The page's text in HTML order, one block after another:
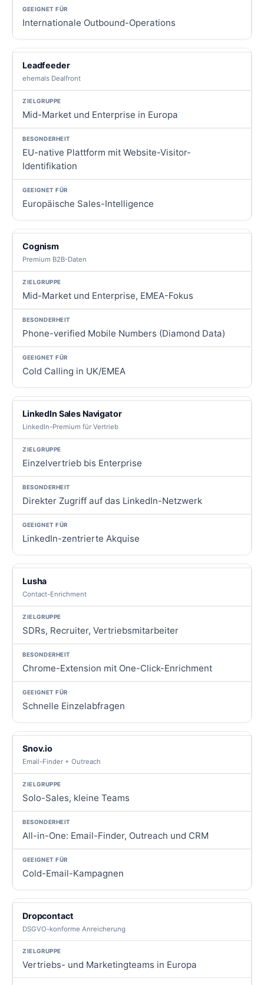
Internationale Outbound-Operations
Leadfeeder
ehemals Dealfront
Mid-Market und Enterprise in Europa
EU-native Plattform mit Website-Visitor-
Identifikation
Europäische Sales-Intelligence
Cognism
Premium B2B-Daten
Mid-Market und Enterprise, EMEA-Fokus
Phone-verified Mobile Numbers (Diamond Data)
Cold Calling in UK/EMEA
LinkedIn Sales Navigator
LinkedIn-Premium für Vertrieb
Einzelvertrieb bis Enterprise
Direkter Zugriff auf das LinkedIn-Netzwerk
LinkedIn-zentrierte Akquise
Lusha
Contact-Enrichment
SDRs, Recruiter, Vertriebsmitarbeiter
Chrome-Extension mit One-Click-Enrichment
Schnelle Einzelabfragen
Snov.io
Email-Finder + Outreach
Solo-Sales, kleine Teams
All-in-One: Email-Finder, Outreach und CRM
Cold-Email-Kampagnen
Dropcontact
DSGVO-konforme Anreicherung
Vertriebs- und Marketingteams in Europa